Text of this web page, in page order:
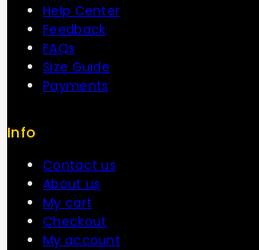
Help Center
Feedback
FAQs
Size Guide
Payments
Info
Contact us
About us
My cart
Checkout
My account